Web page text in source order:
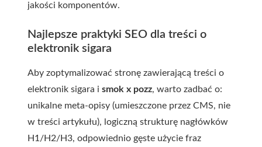
jakości komponentów.
Najlepsze praktyki SEO dla treści o
elektron ik sigara
Aby zoptymalizować stronę zawierającą treści o
elektron ik sigara i smok x pozz, warto zadbać o:
unikalne meta-opisy (umieszczone przez CMS, nie
w treści artykułu), logiczną strukturę nagłówków
H1/H2/H3, odpowiednio gęste użycie fraz